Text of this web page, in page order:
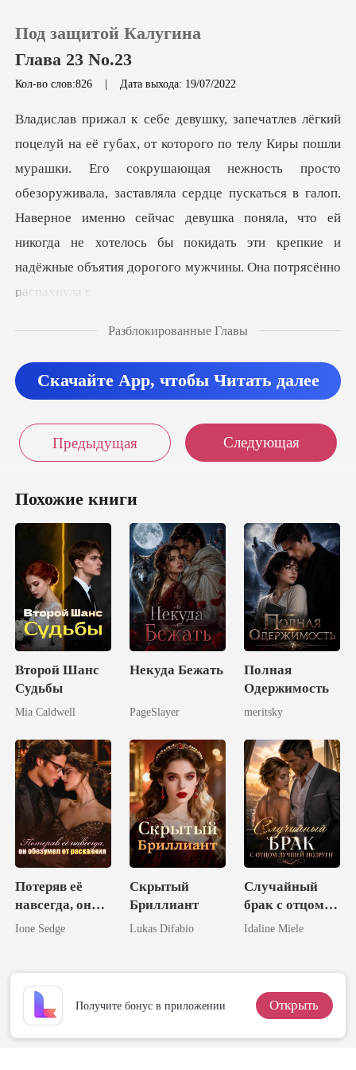
0
Пополнить
Под защитой Калугина
Глава 23 No.23
Кол-во слов:826 | Дата выхода: 19/07/2022
сокрушающая нежность просто
обезоруживала, заставляла сердце пускаться в галоп.
Наверное именно сейчас девушка понял
Разблокированные Главы
Скачайте App, чтобы Читать далее
Предыдущая Следующая
Похожие книги
Второй Шанс
Судьбы
Mia Caldwell
Некуда Бежать
PageSlayer
Полная
Одержимость
meritsky
Потеряв её
навсегда, он
обезумел от
Ione Sedge
Скрытый
Бриллиант
Lukas Difabio
Случайный
брак с отцом
лучшей
Idaline Miele
Получите бонус в приложении Открыть